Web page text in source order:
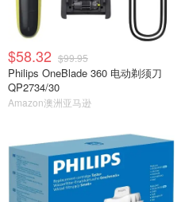
$58.32 $99.95
Philips OneBlade 360 电动剃须刀
QP2734/30
Amazon澳洲亚马逊